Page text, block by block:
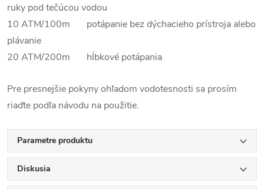
ruky pod tečúcou vodou
10 ATM/100m potápanie bez dýchacieho prístroja alebo
plávanie
20 ATM/200m hĺbkové potápania
Pre presnejšie pokyny ohľadom vodotesnosti sa prosím
riaďte podľa návodu na použitie.
Parametre produktu
Diskusia